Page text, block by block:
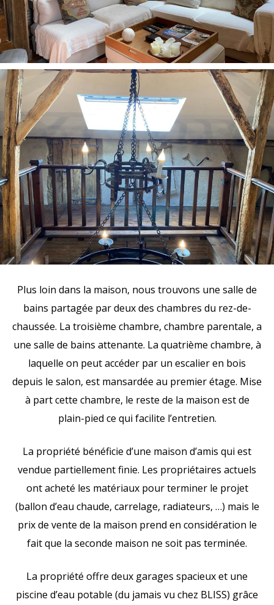
Plus loin dans la maison, nous trouvons une salle de
bains partagée par deux des chambres du rez-de-
chaussée. La troisième chambre, chambre parentale, a
une salle de bains attenante. La quatrième chambre, à
laquelle on peut accéder par un escalier en bois
depuis le salon, est mansardée au premier étage. Mise
à part cette chambre, le reste de la maison est de
plain-pied ce qui facilite l’entretien.
La propriété bénéficie d’une maison d’amis qui est
vendue partiellement finie. Les propriétaires actuels
ont acheté les matériaux pour terminer le projet
(ballon d’eau chaude, carrelage, radiateurs, …) mais le
prix de vente de la maison prend en considération le
fait que la seconde maison ne soit pas terminée.
La propriété offre deux garages spacieux et une
piscine d’eau potable (du jamais vu chez BLISS) grâce